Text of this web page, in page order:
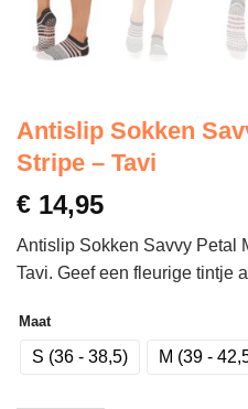
Antislip Sokken
Stripe – Tavi
€ 14,95
Antislip Sokken Savvy Petal
Tavi. Geef een fleurige tintje
Maat
S (36 - 38,5) M (39 -